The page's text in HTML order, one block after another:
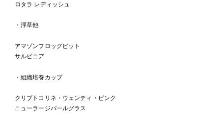
ロタラ レディッシュ
・浮草他
アマゾンフロッグビット
サルビニア
・組織培養カップ
クリプトコリネ・ウェンティ・ピンク
ニューラージパールグラス